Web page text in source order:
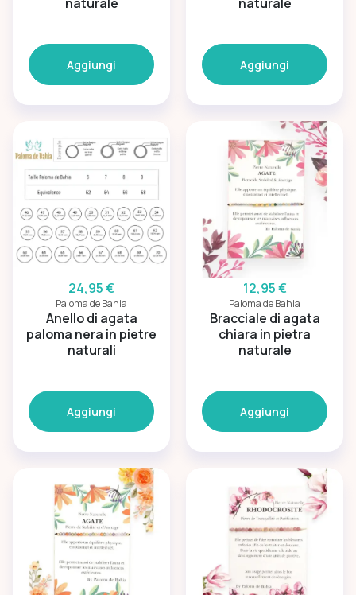
Aggiungi Aggiungi
24,95 €
Paloma de Bahia
Anello di agata
paloma nera in pietre
naturali
Aggiungi
12,95 €
Paloma de Bahia
Bracciale di agata
chiara in pietra
naturale
Aggiungi